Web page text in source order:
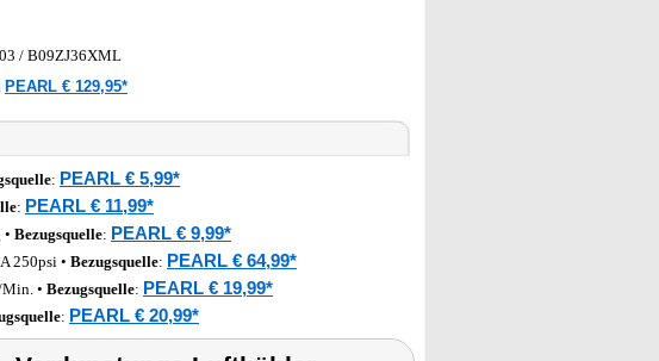
/ B09ZJ36XML
PEARL € 129,95*
: PEARL € 5,99*
: PEARL € 11,99*
Bezugsquelle: PEARL € 9,99*
250psi • Bezugsquelle: PEARL € 64,99*
• Bezugsquelle: PEARL € 19,99*
: PEARL € 20,99*